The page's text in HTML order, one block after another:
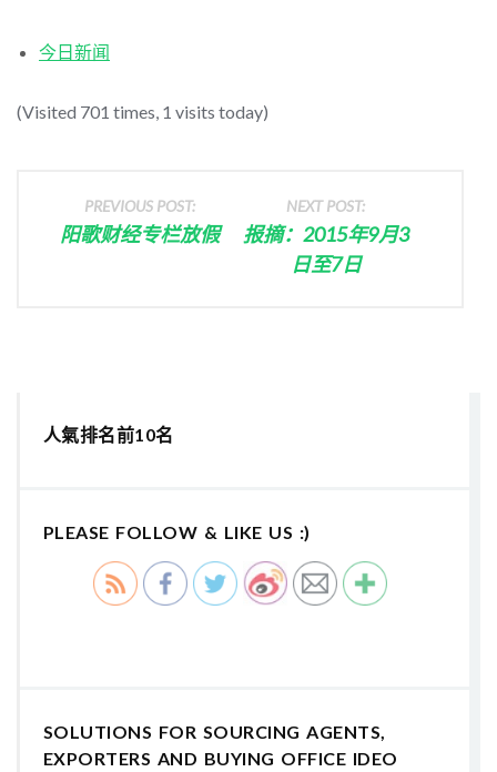
今日新闻
(Visited 701 times, 1 visits today)
PREVIOUS POST:
阳歌财经专栏放假
NEXT POST:
报摘：2015年9月3
日至7日
人氣排名前10名
PLEASE FOLLOW & LIKE US :)
SOLUTIONS FOR SOURCING AGENTS,
EXPORTERS AND BUYING OFFICE IDEO